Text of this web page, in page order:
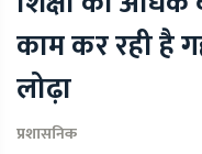
काम कर रही है
लोढ़ा
प्रशासनिक